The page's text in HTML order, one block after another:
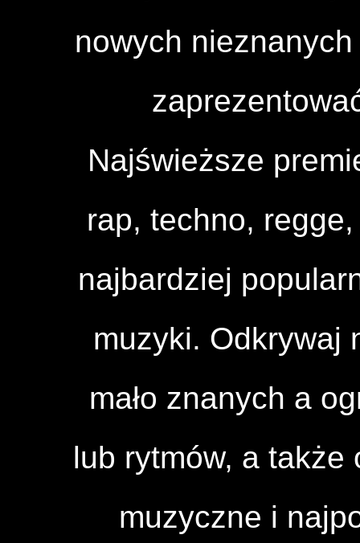
nowych
Najświeższe
rap, techno,
najbardziej
muzyki. Odkrywaj
mało znanych a
lub rytmów, a także
muzyczne i